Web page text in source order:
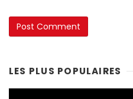
LES PLUS POPULAIRES